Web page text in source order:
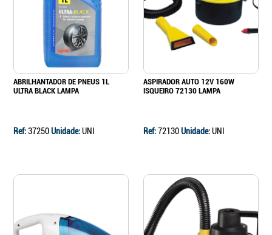
ABRILHANTADOR DE PNEUS 1L
ULTRA BLACK LAMPA
Ref:37250Unidade:UNI
ASPIRADOR AUTO 12V 160W
ISQUEIRO 72130 LAMPA
Ref:72130Unidade:UNI